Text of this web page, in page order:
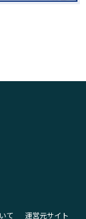
て 運営元サイト